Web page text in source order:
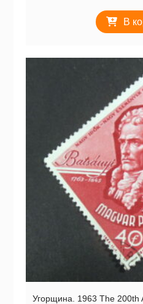
В
Угорщина. 1963 The 200th